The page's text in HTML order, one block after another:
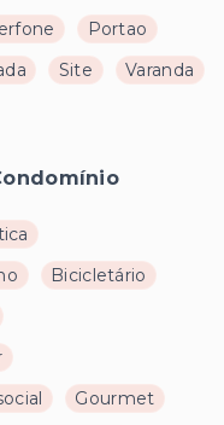
Portao
Site
Varanda
Bicicletário
Gourmet